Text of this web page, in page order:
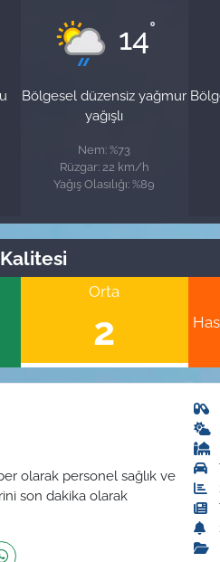
14°
Bölgesel düzensiz yağmur
yağışlı
Nem: %73
Rüzgar: 22 km/h
Yağış Olasılığı: %89
Orta
2
olarak personel sağlık ve
son dakika olarak